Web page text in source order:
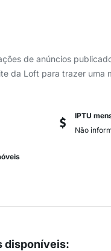
de anúncios
da Loft para trazer uma
IPTU
Não
disponíveis: